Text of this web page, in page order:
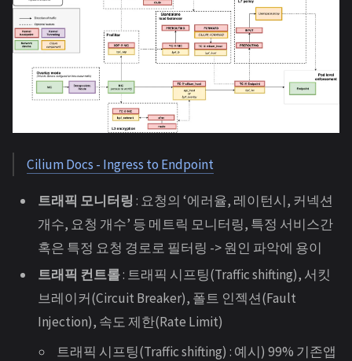
Cilium Docs - Ingress to Endpoint
트래픽 모니터링: 요청의 ‘에러율, 레이턴시, 커넥션
개수, 요청 개수’ 등 메트릭 모니터링, 특정 서비스간
혹은 특정 요청 경로로 필터링 -> 원인 파악에 용이
트래픽 컨트롤: 트래픽 시프팅(Traffic shifting), 서킷
브레이커(Circuit Breaker), 폴트 인젝션(Fault
Injection), 속도 제한(Rate Limit)
트래픽 시프팅(Traffic shifting) : 예시) 99% 기존앱